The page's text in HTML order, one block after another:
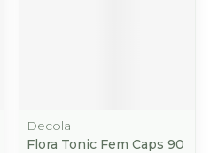
Decola
Flora Tonic Fem Caps 90